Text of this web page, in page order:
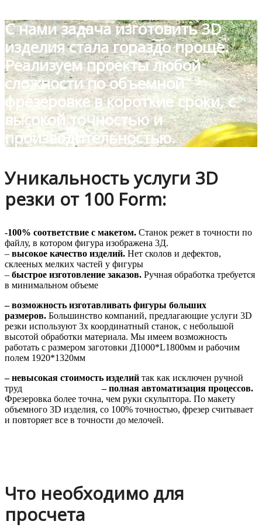
С нами задача изготовить 3D
изделия стала гораздо проще.
Реализуем проекты любой
сложности по объемной
фрезеровке в короткие сроки, с
высокой точностью и
производительностью.
Уникальность услуги 3D
резки от 100 Form:
-100% соответствие с макетом. Станок режет в точности по
файлу, в котором фигура изображена 3Д.
– высокое качество изделий. Нет сколов и дефектов,
склееных мелких частей у фигуры
– быстрое изготовление заказов. Ручная обработка требуется
в минимальном объеме
– возможность изготавливать фигуры больших
размеров. Большинство компаний, предлагающие услуги 3D
резки используют 3х координатный станок, с небольшой
высотой обработки материала. Мы имеем возможность
работать с размером заготовки Д1000*L1800мм и рабочим
полем 1920*1320мм
– невысокая стоимость изделий так как исключен ручной
труд– полная автоматизация процессов.
Фрезеровка более точна, чем руки скульптора. По макету
объемного 3D изделия, со 100% точностью, фрезер считывает
и повторяет все в точности до мелочей.
Что необходимо для
просчета